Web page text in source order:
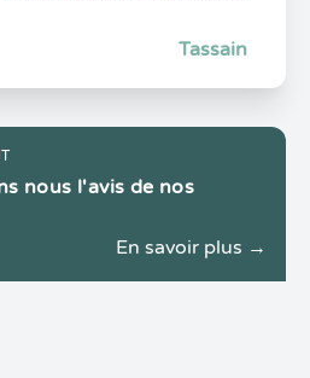
Tassain
nous l'avis de nos
En savoir plus →